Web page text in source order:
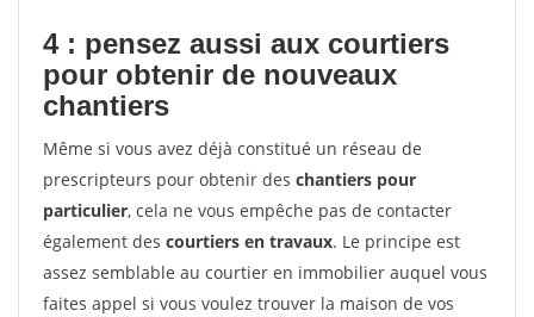
4 : pensez aussi aux courtiers
pour obtenir de nouveaux
chantiers
Même si vous avez déjà constitué un réseau de
prescripteurs pour obtenir des chantiers pour
particulier, cela ne vous empêche pas de contacter
également des courtiers en travaux. Le principe est
assez semblable au courtier en immobilier auquel vous
faites appel si vous voulez trouver la maison de vos